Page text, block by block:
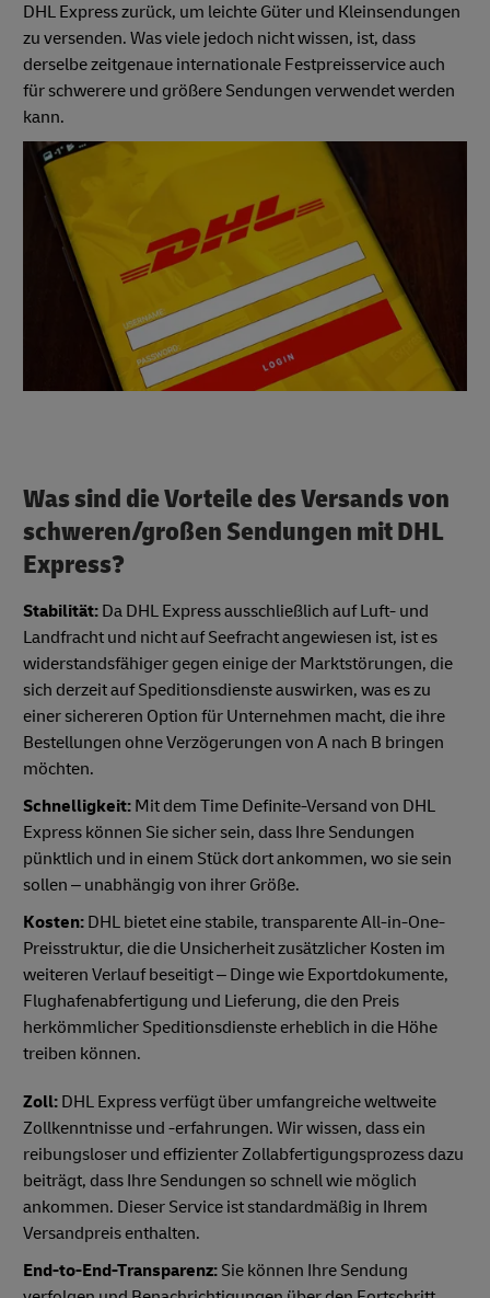
DHL Express zurück, um leichte Güter und Kleinsendungen
zu versenden. Was viele jedoch nicht wissen, ist, dass
derselbe zeitgenaue internationale Festpreisservice auch
für schwerere und größere Sendungen verwendet werden
kann.
Was sind die Vorteile des Versands von
schweren/großen Sendungen mit DHL
Express?
Stabilität: Da DHL Express ausschließlich auf Luft- und
Landfracht und nicht auf Seefracht angewiesen ist, ist es
widerstandsfähiger gegen einige der Marktstörungen, die
sich derzeit auf Speditionsdienste auswirken, was es zu
einer sichereren Option für Unternehmen macht, die ihre
Bestellungen ohne Verzögerungen von A nach B bringen
möchten.
Schnelligkeit: Mit dem Time Definite-Versand von DHL
Express können Sie sicher sein, dass Ihre Sendungen
pünktlich und in einem Stück dort ankommen, wo sie sein
sollen – unabhängig von ihrer Größe.
Kosten: DHL bietet eine stabile, transparente All-in-One-
Preisstruktur, die die Unsicherheit zusätzlicher Kosten im
weiteren Verlauf beseitigt – Dinge wie Exportdokumente,
Flughafenabfertigung und Lieferung, die den Preis
herkömmlicher Speditionsdienste erheblich in die Höhe
treiben können.
Zoll: DHL Express verfügt über umfangreiche weltweite
Zollkenntnisse und -erfahrungen. Wir wissen, dass ein
reibungsloser und effizienter Zollabfertigungsprozess dazu
beiträgt, dass Ihre Sendungen so schnell wie möglich
ankommen. Dieser Service ist standardmäßig in Ihrem
Versandpreis enthalten.
End-to-End-Transparenz: Sie können Ihre Sendung